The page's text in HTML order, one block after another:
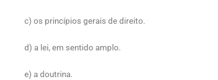
c) os princípios gerais de direito.
d) a lei, em sentido amplo.
e) a doutrina.